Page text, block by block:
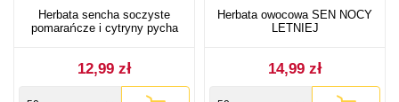
Herbata sencha soczyste
pomarańcze i cytryny pycha
12,99 zł
Herbata owocowa SEN NOCY
LETNIEJ
14,99 zł